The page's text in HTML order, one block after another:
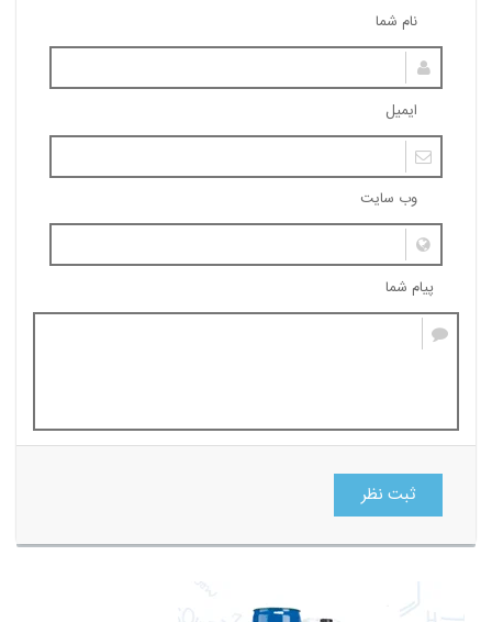
نام شما
ایمیل
وب سایت
پیام شما
ثبت نظر